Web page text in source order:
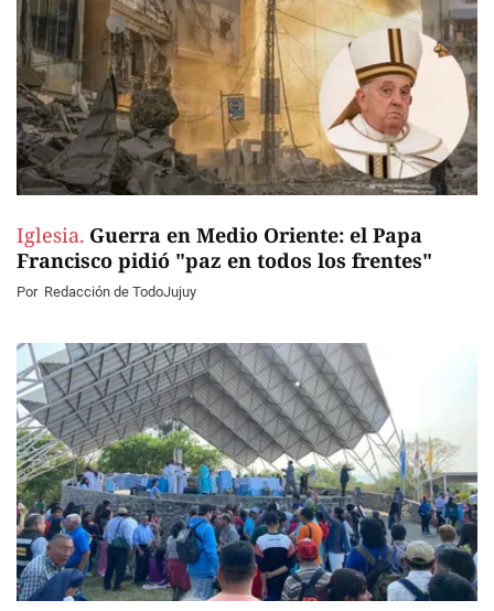
Iglesia. Guerra en Medio Oriente: el Papa
Francisco pidió "paz en todos los frentes"
Por Redacción de TodoJujuy